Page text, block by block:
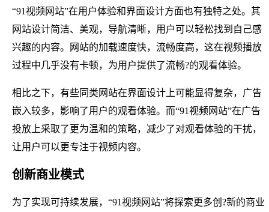
“91视频网站”在用户体验和界面设计方面也有独特之处。其
网站设计简洁、美观，导航清晰，用户可以轻松找到自己感
兴趣的内容。网站的加载速度快，流畅度高，这在视频播放
过程中几乎没有卡顿，为用户提供了流畅?的观看体验。
相比之下，有些同类网站在界面设计上可能显得复杂，广告
嵌入较多，影响了用户的观看体验。而“91视频网站”在广告
投放上采取了更为温和的策略，减少了对观看体验的干扰，
让用户可以更专注于视频内容。
创新商业模式
为了实现可持续发展，“91视频网站”将探索更多创?新的商业